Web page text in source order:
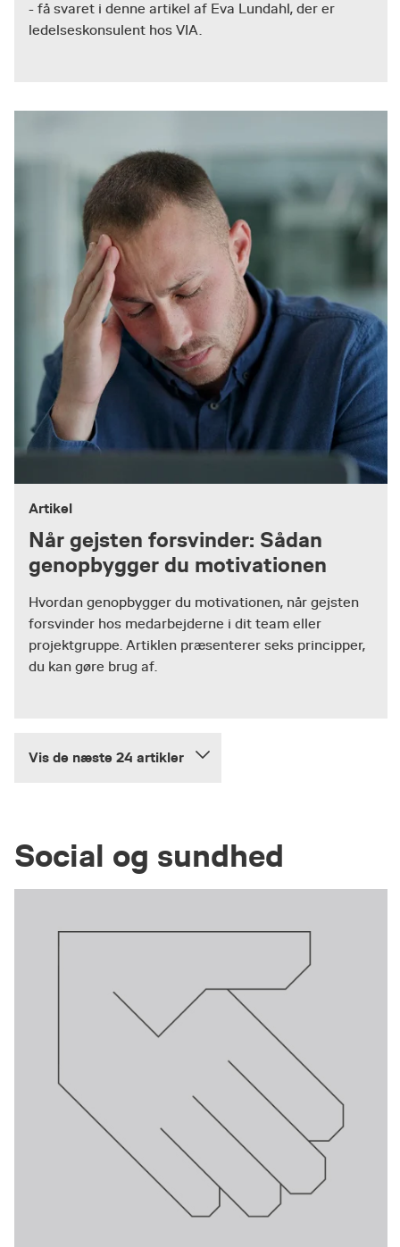
- få svaret i denne artikel af Eva Lundahl, der er
ledelseskonsulent hos VIA.
Artikel
Når gejsten forsvinder: Sådan
genopbygger du motivationen
Hvordan genopbygger du motivationen, når gejsten
forsvinder hos medarbejderne i dit team eller
projektgruppe. Artiklen præsenterer seks principper,
du kan gøre brug af.
Vis de næste 24 artikler
Social og sundhed